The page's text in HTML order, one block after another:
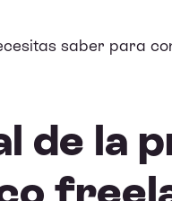
saber para
de la